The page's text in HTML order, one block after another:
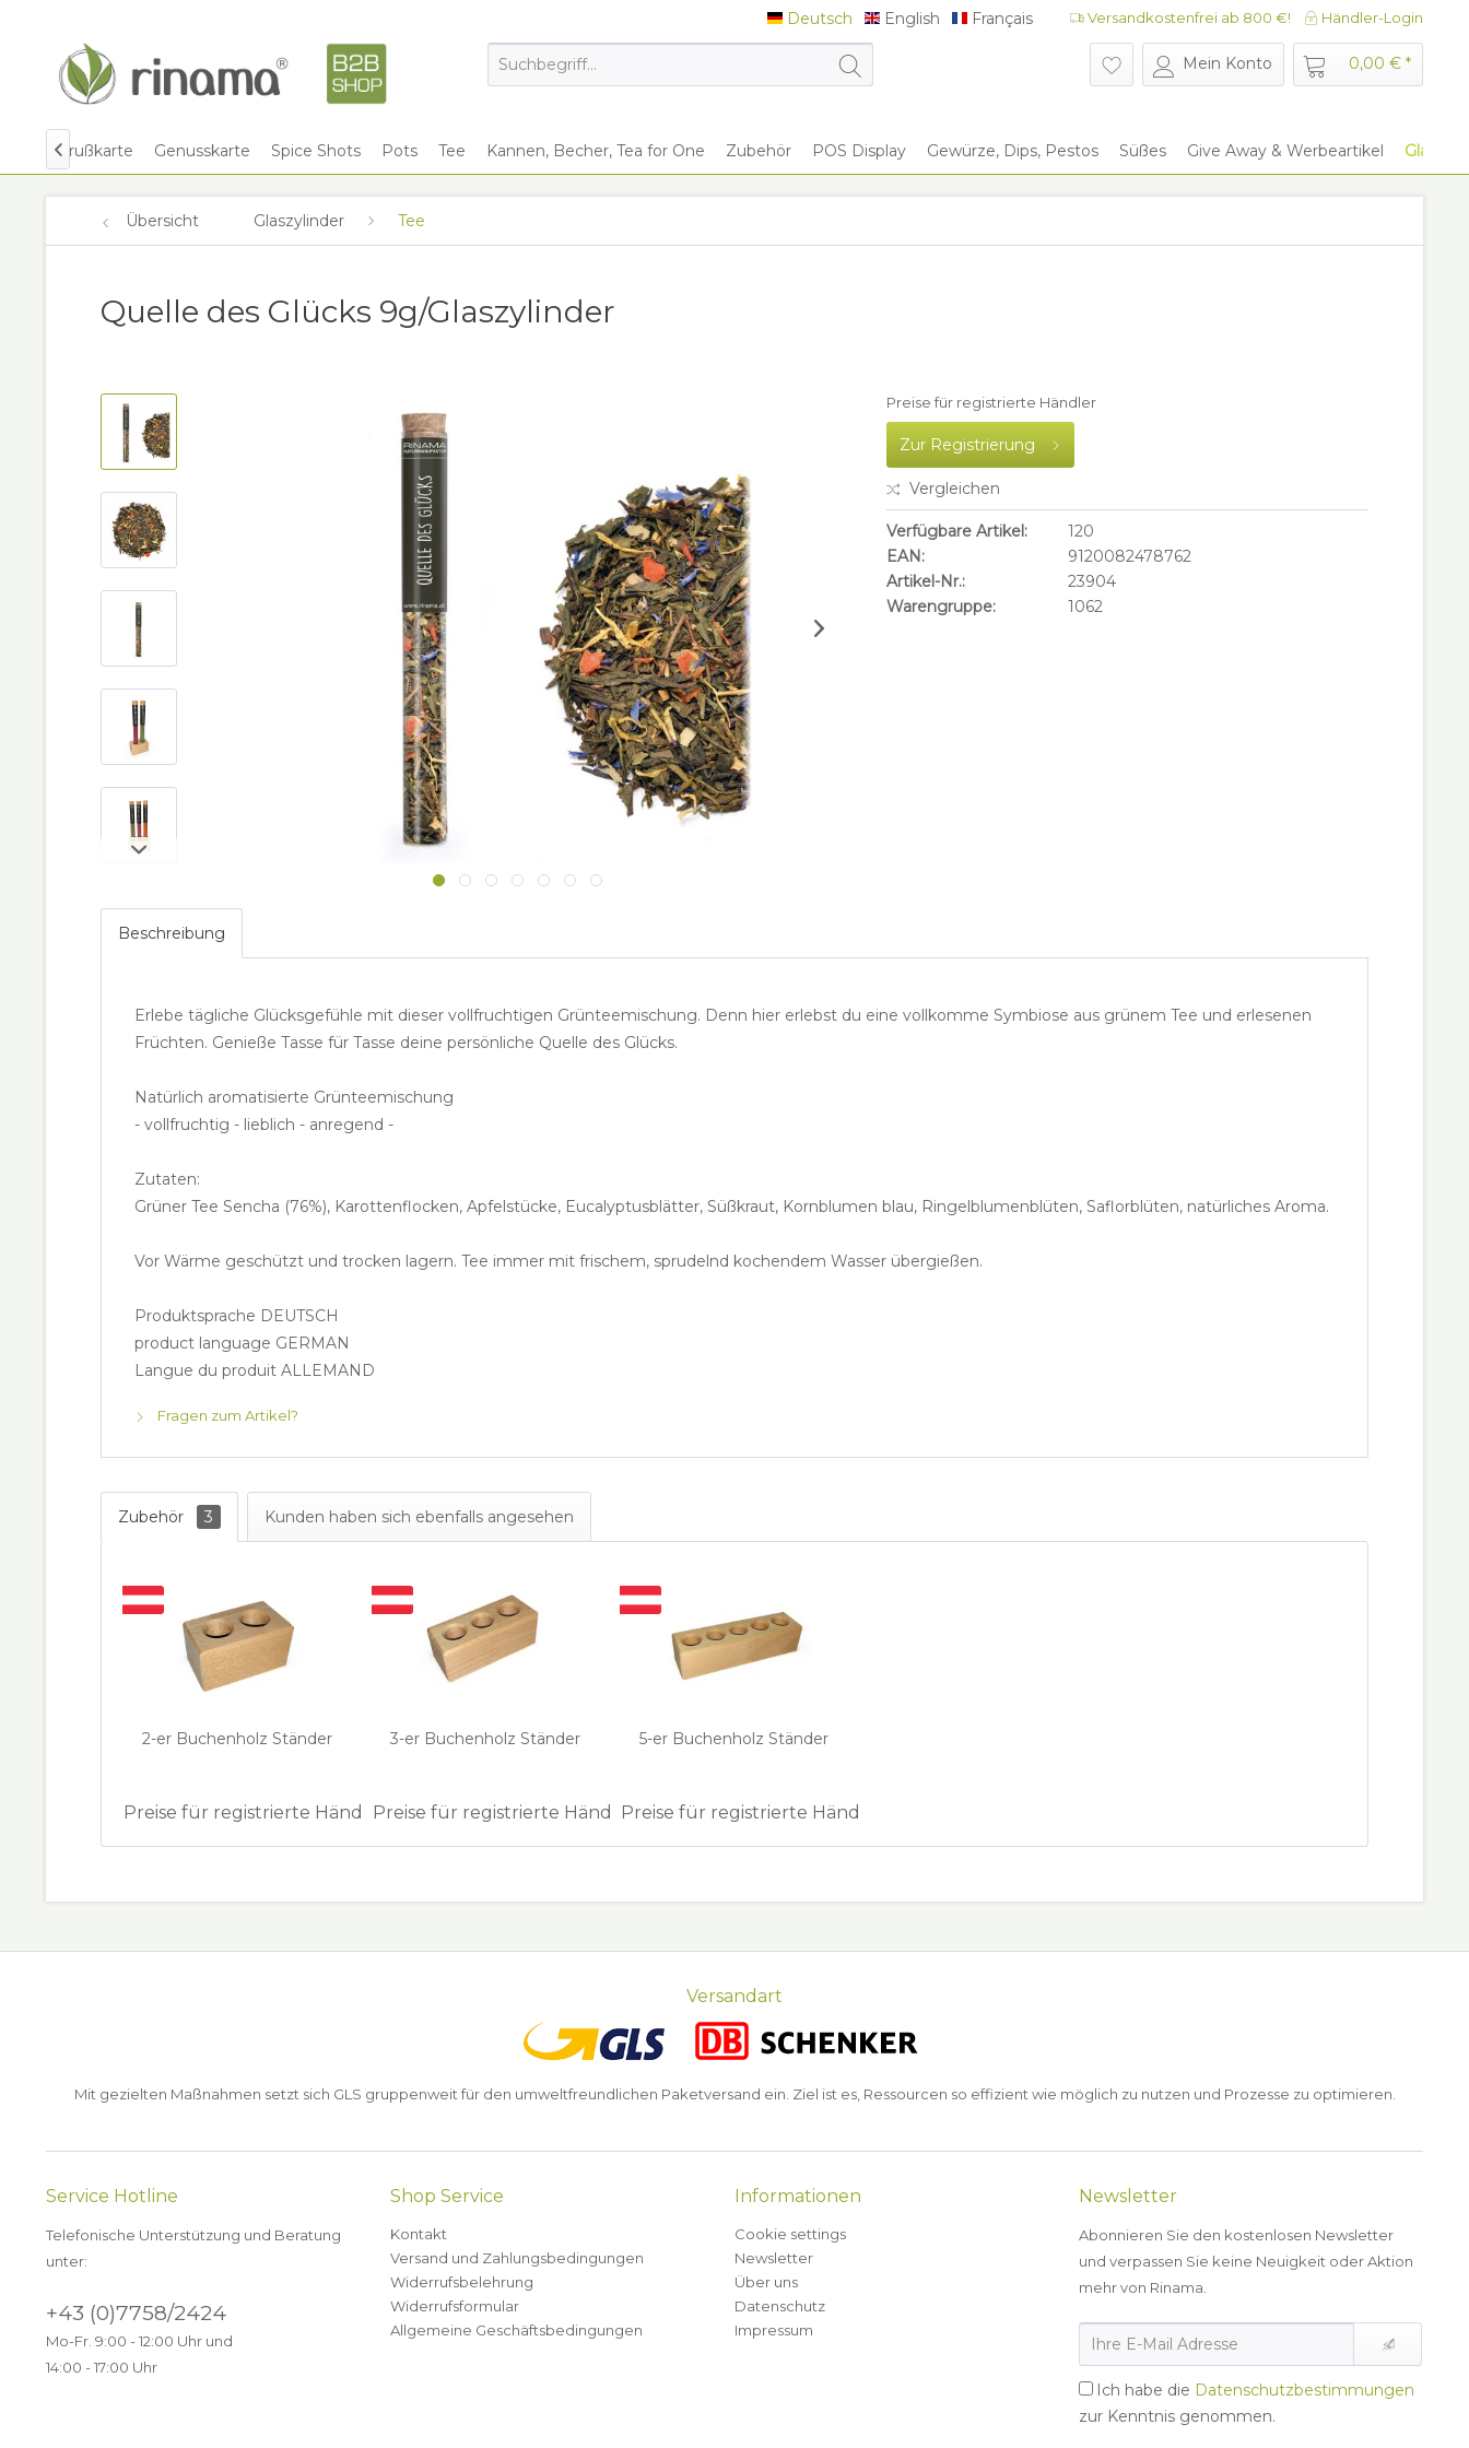
Deutsch
Deutsch English
English Français
Français Versandkostenfrei ab 800 €! Händler-Login
Mein Konto 0,00 € *
Grußkarte Genusskarte Spice Shots Pots Tee Kannen, Becher, Tea for One Zubehör POS Display Gewürze, Dips, Pestos Süßes Give Away & Werbeartikel

Übersicht Glaszylinder Tee
Quelle des Glücks 9g/Glaszylinder
Preise für registrierte Händler
Zur Registrierung
Vergleichen
Verfügbare Artikel:
120
EAN:
9120082478762
Artikel-Nr.:
23904
Warengruppe:
1062
Beschreibung
Erlebe tägliche Glücksgefühle mit dieser vollfruchtigen Grünteemischung. Denn hier erlebst du eine vollkomme Symbiose aus grünem Tee und erlesenen
Früchten. Genieße Tasse für Tasse deine persönliche Quelle des Glücks.
Natürlich aromatisierte Grünteemischung
- vollfruchtig - lieblich - anregend -
Zutaten:
Grüner Tee Sencha (76%), Karottenflocken, Apfelstücke, Eucalyptusblätter, Süßkraut, Kornblumen blau, Ringelblumenblüten, Saflorblüten, natürliches Aroma.
Vor Wärme geschützt und trocken lagern. Tee immer mit frischem, sprudelnd kochendem Wasser übergießen.
Produktsprache DEUTSCH
product language GERMAN
Langue du produit ALLEMAND
Fragen zum Artikel?
Zubehör 3 Kunden haben sich ebenfalls angesehen
2-er Buchenholz Ständer
Preise für registrierte Händler
3-er Buchenholz Ständer
Preise für registrierte Händler
5-er Buchenholz Ständer
Preise für registrierte Händler
Versandart
Mit gezielten Maßnahmen setzt sich GLS gruppenweit für den umweltfreundlichen Paketversand ein. Ziel ist es, Ressourcen so effizient wie möglich zu nutzen und Prozesse zu optimieren.
Service Hotline
Telefonische Unterstützung und Beratung
unter:
+43 (0)7758/2424
Mo-Fr. 9:00 - 12:00 Uhr und
14:00 - 17:00 Uhr
Shop Service
Kontakt
Versand und Zahlungsbedingungen
Widerrufsbelehrung
Widerrufsformular
Allgemeine Geschäftsbedingungen
Informationen
Cookie settings
Newsletter
Über uns
Datenschutz
Impressum
Newsletter
Abonnieren Sie den kostenlosen Newsletter
und verpassen Sie keine Neuigkeit oder Aktion
mehr von Rinama.
Ich habe die Datenschutzbestimmungen
zur Kenntnis genommen.